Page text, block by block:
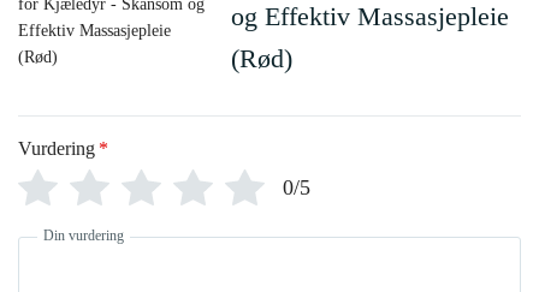
og Effektiv Massasjepleie
(Rød)
Vurdering *
0/5
Din vurdering